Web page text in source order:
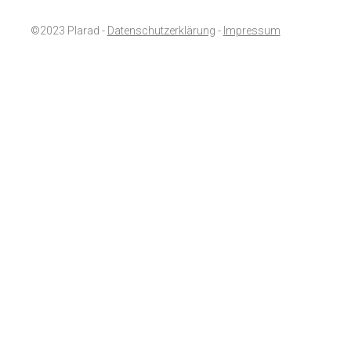
©2023 Plarad - Datenschutzerklärung - Impressum